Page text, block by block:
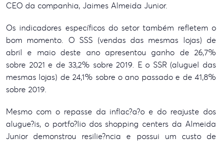
CEO da companhia, Jaimes Almeida Junior.
Os indicadores específicos do setor também refletem o
bom momento. O SSS (vendas das mesmas lojas) de
abril e maio deste ano apresentou ganho de 26,7%
sobre 2021 e de 33,2% sobre 2019. E o SSR (aluguel das
mesmas lojas) de 24,1% sobre o ano passado e de 41,8%
sobre 2019.
Mesmo com o repasse da inflac?a?o e do reajuste dos
alugue?is, o portfo?lio dos shopping centers da Almeida
Junior demonstrou resilie?ncia e possui um custo de